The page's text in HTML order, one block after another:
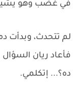
في غضب وهو يشير
لم تتحدث،
فأعاد ريان
ده؟... إتكلمي.